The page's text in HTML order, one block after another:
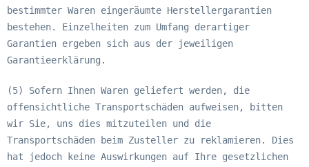
bestimmter Waren eingeräumte Herstellergarantien
bestehen. Einzelheiten zum Umfang derartiger
Garantien ergeben sich aus der jeweiligen
Garantieerklärung.
(5) Sofern Ihnen Waren geliefert werden, die
offensichtliche Transportschäden aufweisen, bitten
wir Sie, uns dies mitzuteilen und die
Transportschäden beim Zusteller zu reklamieren. Dies
hat jedoch keine Auswirkungen auf Ihre gesetzlichen